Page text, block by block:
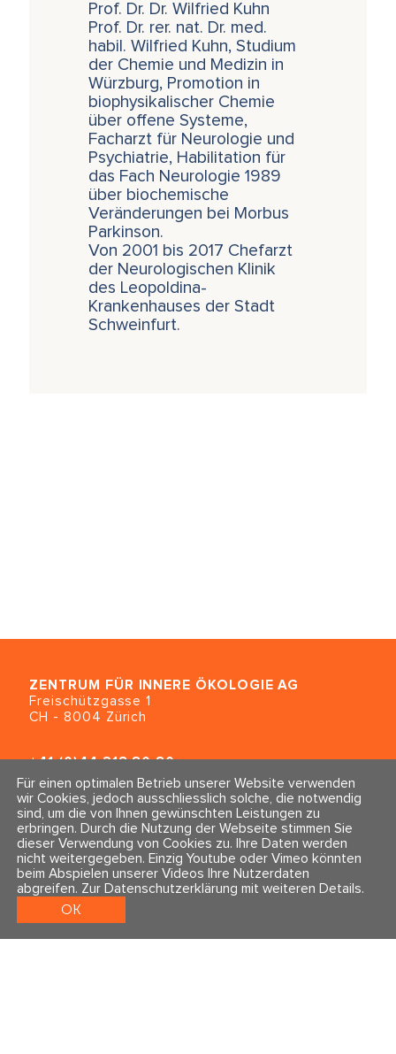
Prof. Dr. Dr. Wilfried Kuhn
Prof. Dr. rer. nat. Dr. med.
habil. Wilfried Kuhn, Studium
der Chemie und Medizin in
Würzburg, Promotion in
biophysikalischer Chemie
über offene Systeme,
Facharzt für Neurologie und
Psychiatrie, Habilitation für
das Fach Neurologie 1989
über biochemische
Veränderungen bei Morbus
Parkinson.
Von 2001 bis 2017 Chefarzt
der Neurologischen Klinik
des Leopoldina-
Krankenhauses der Stadt
Schweinfurt.
ZENTRUM FÜR INNERE ÖKOLOGIE AG
Freischützgasse 1
CH - 8004 Zürich
+41 (0)44 218 80 80
info@traumahealing.ch
info@polarity.se
Kontakt & Info
Newsletter
Impressum & Datenschutz
AGBs
Folge uns
Für einen optimalen Betrieb unserer Website verwenden
wir Cookies, jedoch ausschliesslich solche, die notwendig
sind, um die von Ihnen gewünschten Leistungen zu
erbringen. Durch die Nutzung der Webseite stimmen Sie
dieser Verwendung von Cookies zu. Ihre Daten werden
nicht weitergegeben. Einzig Youtube oder Vimeo könnten
beim Abspielen unserer Videos Ihre Nutzerdaten
abgreifen. Zur Datenschutzerklärung mit weiteren Details.
OK